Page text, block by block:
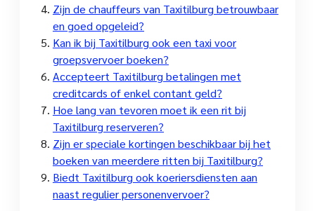
Zijn de chauffeurs van Taxitilburg betrouwbaar
en goed opgeleid?
Kan ik bij Taxitilburg ook een taxi voor
groepsvervoer boeken?
Accepteert Taxitilburg betalingen met
creditcards of enkel contant geld?
Hoe lang van tevoren moet ik een rit bij
Taxitilburg reserveren?
Zijn er speciale kortingen beschikbaar bij het
boeken van meerdere ritten bij Taxitilburg?
Biedt Taxitilburg ook koeriersdiensten aan
naast regulier personenvervoer?